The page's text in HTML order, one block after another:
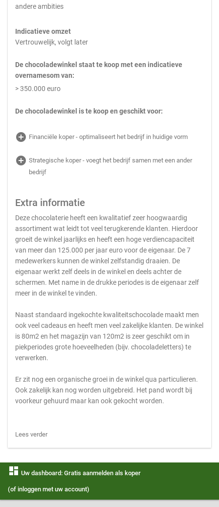
andere ambities
Indicatieve omzet
Vertrouwelijk, volgt later
De chocoladewinkel staat te koop met een indicatieve
overnamesom van:
> 350.000 euro
De chocoladewinkel is te koop en geschikt voor:
add_circle Financiële koper - optimaliseert het bedrijf in huidige vorm
add_circle Strategische koper - voegt het bedrijf samen met een ander
bedrijf
Extra informatie
Deze chocolaterie heeft een kwalitatief zeer hoogwaardig
assortiment wat leidt tot veel terugkerende klanten. Hierdoor
groeit de winkel jaarlijks en heeft een hoge verdiencapaciteit
van meer dan 125.000 per jaar euro voor de eigenaar. De 7
medewerkers kunnen de winkel zelfstandig draaien. De
eigenaar werkt zelf deels in de winkel en deels achter de
schermen. Met name in de drukke periodes is de eigenaar zelf
meer in de winkel te vinden.
Naast standaard ingekochte kwaliteitschocolade maakt men
ook veel cadeaus en heeft men veel zakelijke klanten. De winkel
is 80m2 en het magazijn van 120m2 is zeer geschikt om in
piekperiodes grote hoeveelheden (bijv. chocoladeletters) te
verwerken.
Er zit nog een organische groei in de winkel qua particulieren.
Ook zakelijk kan nog worden uitgebreid. Het pand wordt bij
voorkeur gehuurd maar kan ook gekocht worden.
Lees verder
dashboard Uw dashboard: Gratis aanmelden als koper
(of inloggen met uw account)